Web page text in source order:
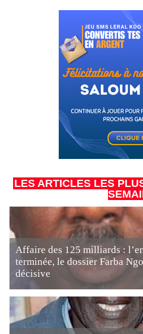
LES ARTICLES LES
Affaire des 125 milliards :
terminée, le dossier Farba
décisive